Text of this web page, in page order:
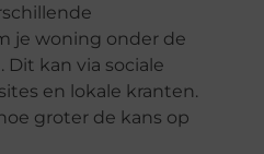
je woning onder de
kan via sociale
en lokale kranten.
groter de kans op